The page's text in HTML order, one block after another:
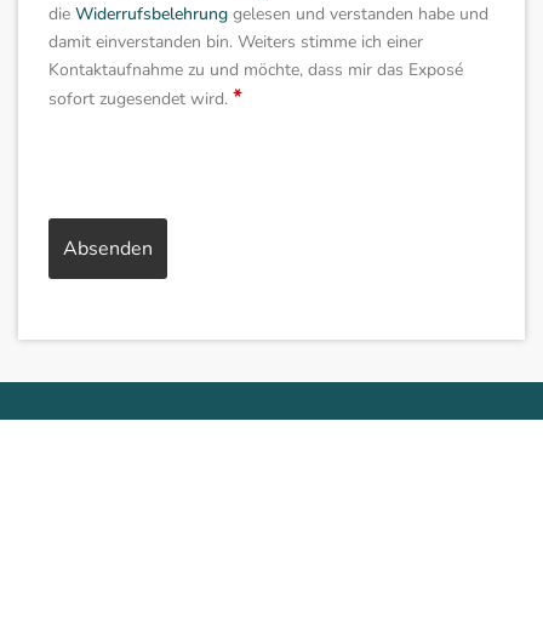
dieWiderrufsbelehrung gelesen und verstanden habe und
damit einverstanden bin. Weiters stimme ich einer
Kontaktaufnahme zu und möchte, dass mir das Exposé
sofort zugesendet wird.*